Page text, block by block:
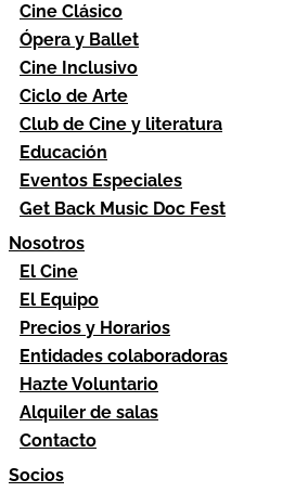
Cine Clásico
Ópera y Ballet
Cine Inclusivo
Ciclo de Arte
Club de Cine y literatura
Educación
Eventos Especiales
Get Back Music Doc Fest
Nosotros
El Cine
El Equipo
Precios y Horarios
Entidades colaboradoras
Hazte Voluntario
Alquiler de salas
Contacto
Socios